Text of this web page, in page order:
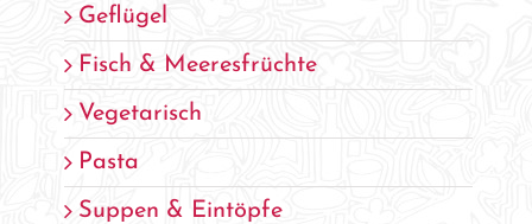
Geflügel
Fisch & Meeresfrüchte
Vegetarisch
Pasta
Suppen & Eintöpfe